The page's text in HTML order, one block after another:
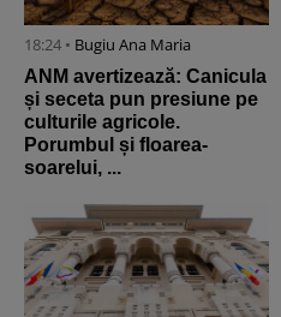
18:24 • Bugiu ⁠Ana Maria
ANM avertizează: Canicula
și seceta pun presiune pe
culturile agricole.
Porumbul și floarea-
soarelui, ...